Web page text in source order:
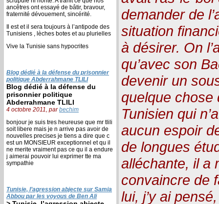
ancêtres ont essayé de bâtir, bravour,
fraternité dévouement, sincérité.
Il est et il sera toujours à l’antipode des
Tunisiens , lèches botes et au plurielles
Vive la Tunisie sans hypocrites
Blog dédié à la défense du prisonnier
politique Abderrahmane TLILI
Blog dédié à la défense du
prisonnier politique
Abderrahmane TLILI
4 octobre 2011, parbechim
bonjour je suis tres heureuse que mr tlili
soit libere mais je n arrive pas avoir de
nouvelles precises je tiens a dire que c
est un MONSIEUR exceptionnel et qu il
ne merite vraiment pas ce qu il a endure
j aimerai pouvoir lui exprimer tte ma
sympathie
Tunisie, l’agression abjecte sur Samia
Abbou par les voyous de Ben Ali
demander de
situation
à désirer. On
qu’avec son
devenir un
quelque chose
Tunisien qui
aucun espoir
de longues
alléchante, il a
convaincre de
lui, j’y ai